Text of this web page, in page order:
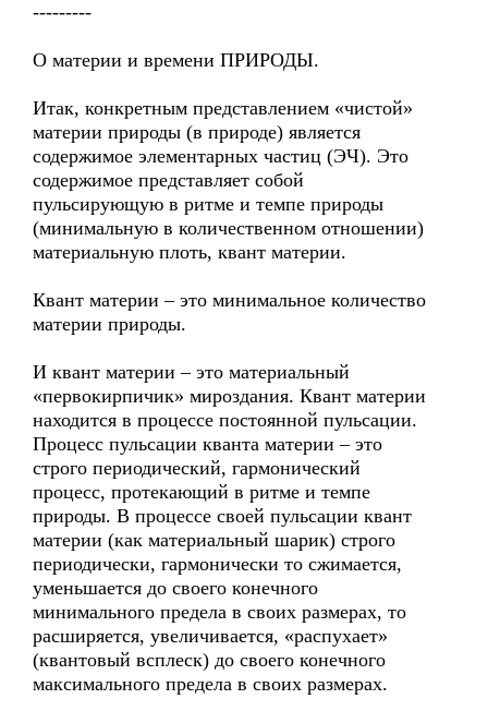
---------
О материи и времени ПРИРОДЫ.
Итак, конкретным представлением «чистой»
материи природы (в природе) является
содержимое элементарных частиц (ЭЧ). Это
содержимое представляет собой
пульсирующую в ритме и темпе природы
(минимальную в количественном отношении)
материальную плоть, квант материи.
Квант материи – это минимальное количество
материи природы.
И квант материи – это материальный
«первокирпичик» мироздания. Квант материи
находится в процессе постоянной пульсации.
Процесс пульсации кванта материи – это
строго периодический, гармонический
процесс, протекающий в ритме и темпе
природы. В процессе своей пульсации квант
материи (как материальный шарик) строго
периодически, гармонически то сжимается,
уменьшается до своего конечного
минимального предела в своих размерах, то
расширяется, увеличивается, «распухает»
(квантовый всплеск) до своего конечного
максимального предела в своих размерах.